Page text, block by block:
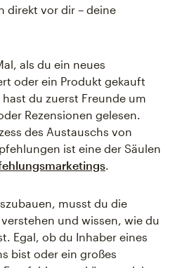
direkt vor dir – deine
als du ein neues
oder ein Produkt gekauft
du zuerst Freunde um
Rezensionen gelesen.
des Austauschs von
ist eine der Säulen
.
musst du die
und wissen, wie du
Egal, ob du Inhaber eines
bist oder ein großes